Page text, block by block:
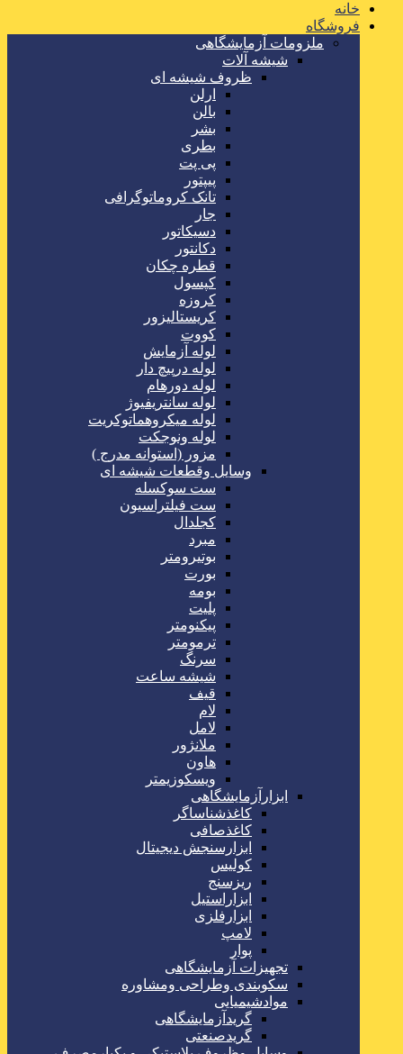
خانه
فروشگاه
ملزومات آزمایشگاهی
شیشه آلات
ظروف شیشه ای
ارلن
بالن
بشر
بطری
پی پت
پیپتور
تانک کروماتوگرافی
جار
دسیکاتور
دکانتور
قطره چکان
کپسول
کروزه
کریستالیزور
کووت
لوله آزمایش
لوله درپیچ دار
لوله دورهام
لوله سانتریفیوژ
لوله میکروهماتوکریت
لوله ونوجکت
مزور (استوانه مدرج )
وسایل وقطعات شیشه ای
ست سوکسله
ست فیلتراسیون
کجلدال
مبرد
بوتیرومتر
بورت
بومه
پلیت
پیکنومتر
ترمومتر
سرنگ
شیشه ساعت
قیف
لام
لامل
ملانژور
هاون
ویسکوزیمتر
ابزارآزمایشگاهی
کاغذشناساگر
کاغذصافی
ابزارسنجش دیجیتال
کولیس
ریزسنج
ابزاراستیل
ابزارفلزی
لامپ
پوار
تجهیزات آزمایشگاهی
سکوبندی وطراحی ومشاوره
موادشیمیایی
گریدآزمایشگاهی
گریدصنعتی